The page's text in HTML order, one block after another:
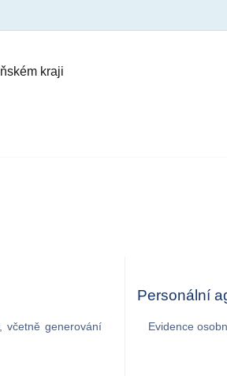
kraji
včetně generování
Personální
Evidence